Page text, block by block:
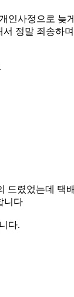
인사정으로 늦
정말 죄송하
드렸었는데 택
니다
다.